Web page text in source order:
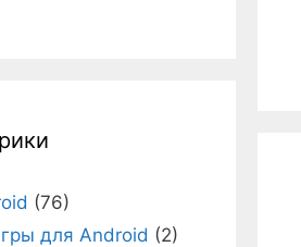
(76)
для Android (2)